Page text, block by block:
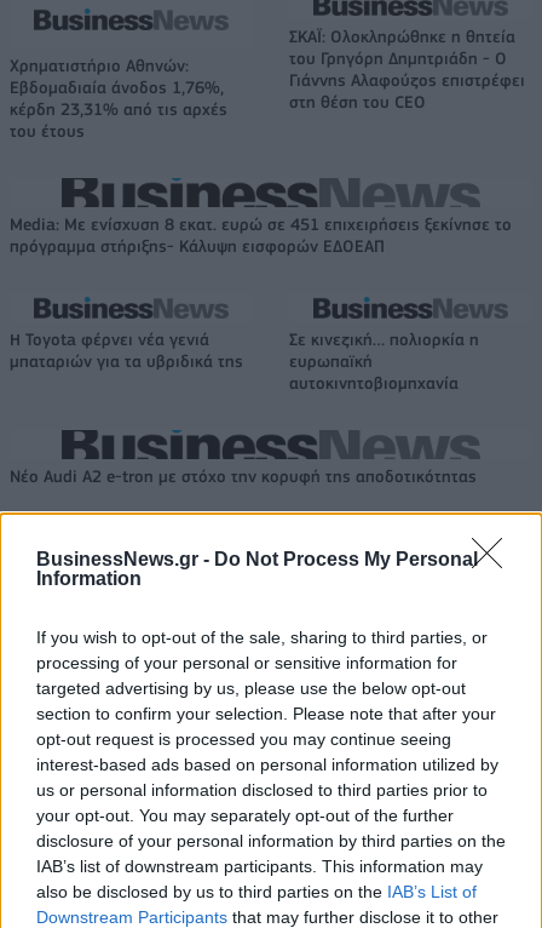
BusinessNews.gr - Do Not Process My Personal
Information
If you wish to opt-out of the sale, sharing to third parties, or
processing of your personal or sensitive information for
targeted advertising by us, please use the below opt-out
section to confirm your selection. Please note that after your
opt-out request is processed you may continue seeing
interest-based ads based on personal information utilized by
us or personal information disclosed to third parties prior to
your opt-out. You may separately opt-out of the further
disclosure of your personal information by third parties on the
IAB’s list of downstream participants. This information may
also be disclosed by us to third parties on the IAB’s List of
Downstream Participants that may further disclose it to other
Χρηματιστήριο Αθηνών:
Εβδομαδιαία άνοδος 1,76%,
κέρδη 23,31% από τις αρχές
του έτους
ΣΚΑΪ: Ολοκληρώθηκε η θητεία
του Γρηγόρη Δημητριάδη - Ο
Γιάννης Αλαφούζος επιστρέφει
στη θέση του CEO
Media: Με ενίσχυση 8 εκατ. ευρώ σε 451 επιχειρήσεις ξεκίνησε το
πρόγραμμα στήριξης- Κάλυψη εισφορών ΕΔΟΕΑΠ
Η Toyota φέρνει νέα γενιά
μπαταριών για τα υβριδικά της
Σε κινεζική… πολιορκία η
ευρωπαϊκή
αυτοκινητοβιομηχανία
Νέο Audi A2 e-tron με στόχο την κορυφή της αποδοτικότητας
Εθνική Νεανίδων: Απέναντι
στην Ισλανδία για την 5η θέση
Η Κέλσι Μίτσελ έγραψε ιστορία
Ελληνική Αναπτυξιακή Τράπεζα: Με «προίκα» 2 δισ. ευρώ ανοίγει
δρόμο για δάνεια έως 5 δισ. σε μικρομεσαίες
Β.Σ. Καρούλιας: Τζίρος 98,7
εκατ. ευρώ και αύξηση κερδών
57% - Τα νέα στοιχήματα σε
low & non alcohol
Deloitte Ελλάδος:
Χρηματοοικονομικός
σύμβουλος της ΔΕΗ για την
είσοδο στην πολωνική αγορά